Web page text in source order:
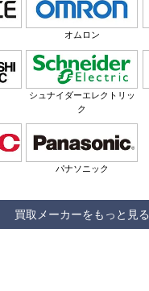
オムロン
シュナイダーエレクトリッ
ク
パナソニック
買取メーカーをもっと見る